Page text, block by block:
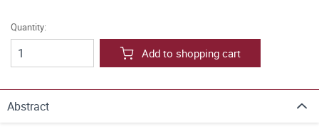
Quantity:
Add to shopping cart
Abstract